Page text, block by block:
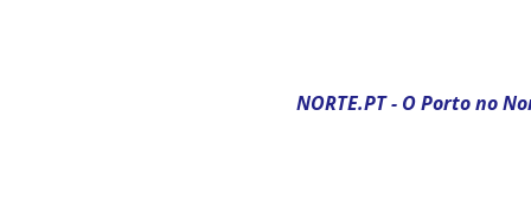
NORTE.PT - O Porto no